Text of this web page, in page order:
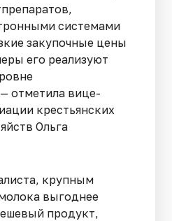
системами
закупочные цены
его реализуют
отметила вице-
крестьянских
Ольга
крупным
выгоднее
продукт,